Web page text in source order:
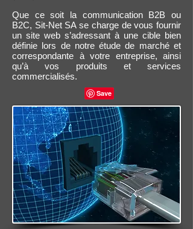
Que ce soit la communication B2B ou
B2C, Sit-Net SA se charge de vous fournir
un site web s’adressant à une cible bien
définie lors de notre étude de marché et
correspondante à votre entreprise, ainsi
qu’à vos produits et services
commercialisés.